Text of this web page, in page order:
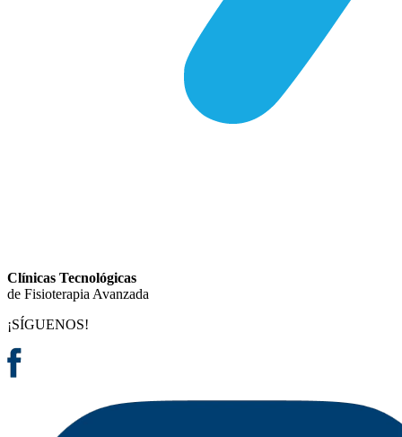
Clínicas Tecnológicas
de Fisioterapia Avanzada
¡SÍGUENOS!